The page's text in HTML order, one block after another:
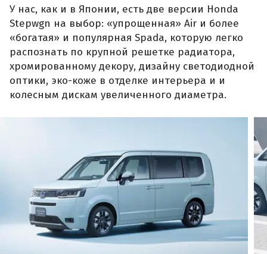
У нас, как и в Японии, есть две версии Honda
Stepwgn на выбор: «упрощенная» Air и более
«богатая» и популярная Spada, которую легко
распознать по крупной решетке радиатора,
хромированному декору, дизайну светодиодной
оптики, эко-коже в отделке интерьера и и
колесным дискам увеличенного диаметра.